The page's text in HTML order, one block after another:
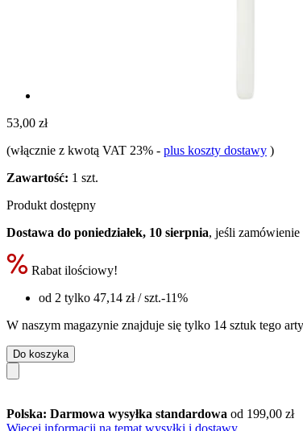
53,00 zł
(włącznie z kwotą VAT 23% - plus koszty dostawy )
Zawartość: 1 szt.
Produkt dostępny
Dostawa do poniedziałek, 10 sierpnia, jeśli zamówienie
Rabat ilościowy!
od 2 tylko 47,14 zł/ szt.-11%
W naszym magazynie znajduje się tylko 14 sztuk tego
Do koszyka
Polska: Darmowa wysyłka standardowa od 199,00 zł
Więcej informacji na temat wysyłki i dostawy